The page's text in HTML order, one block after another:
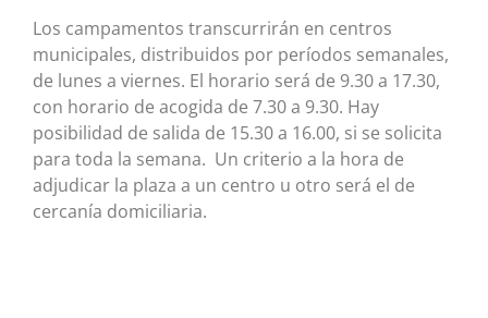
Los campamentos transcurrirán en centros
municipales, distribuidos por períodos semanales,
de lunes a viernes. El horario será de 9.30 a 17.30,
con horario de acogida de 7.30 a 9.30. Hay
posibilidad de salida de 15.30 a 16.00, si se solicita
para toda la semana. Un criterio a la hora de
adjudicar la plaza a un centro u otro será el de
cercanía domiciliaria.